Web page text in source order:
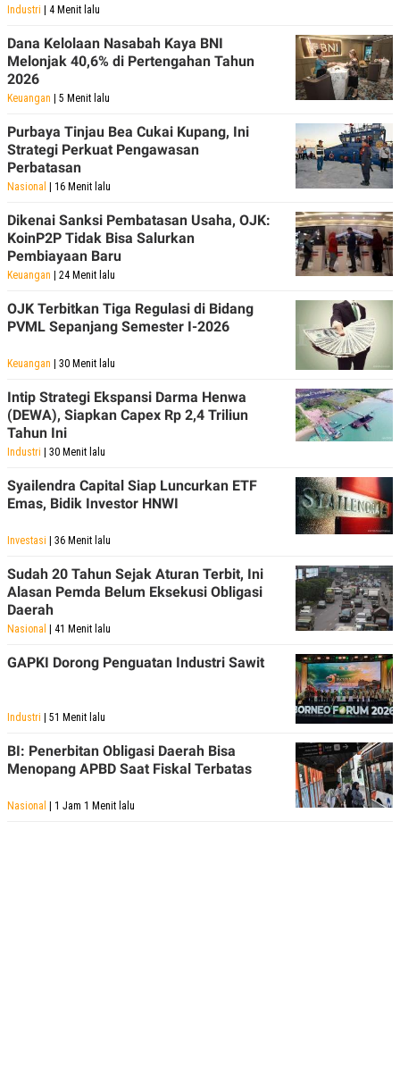
Industri | 4 Menit lalu
Dana Kelolaan Nasabah Kaya BNI
Melonjak 40,6% di Pertengahan Tahun
2026
Keuangan | 5 Menit lalu
Purbaya Tinjau Bea Cukai Kupang, Ini
Strategi Perkuat Pengawasan
Perbatasan
Nasional | 16 Menit lalu
Dikenai Sanksi Pembatasan Usaha, OJK:
KoinP2P Tidak Bisa Salurkan
Pembiayaan Baru
Keuangan | 24 Menit lalu
OJK Terbitkan Tiga Regulasi di Bidang
PVML Sepanjang Semester I-2026
Keuangan | 30 Menit lalu
Intip Strategi Ekspansi Darma Henwa
(DEWA), Siapkan Capex Rp 2,4 Triliun
Tahun Ini
Industri | 30 Menit lalu
Syailendra Capital Siap Luncurkan ETF
Emas, Bidik Investor HNWI
Investasi | 36 Menit lalu
Sudah 20 Tahun Sejak Aturan Terbit, Ini
Alasan Pemda Belum Eksekusi Obligasi
Daerah
Nasional | 41 Menit lalu
GAPKI Dorong Penguatan Industri Sawit
Industri | 51 Menit lalu
BI: Penerbitan Obligasi Daerah Bisa
Menopang APBD Saat Fiskal Terbatas
Nasional | 1 Jam 1 Menit lalu